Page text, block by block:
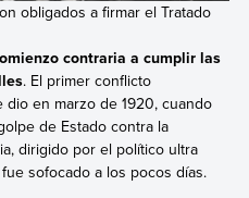
obligados a firmar el Tratado
contraria a cumplir las
. El primer conflicto
en marzo de 1920, cuando
de Estado contra la
dirigido por el político ultra
sofocado a los pocos días.